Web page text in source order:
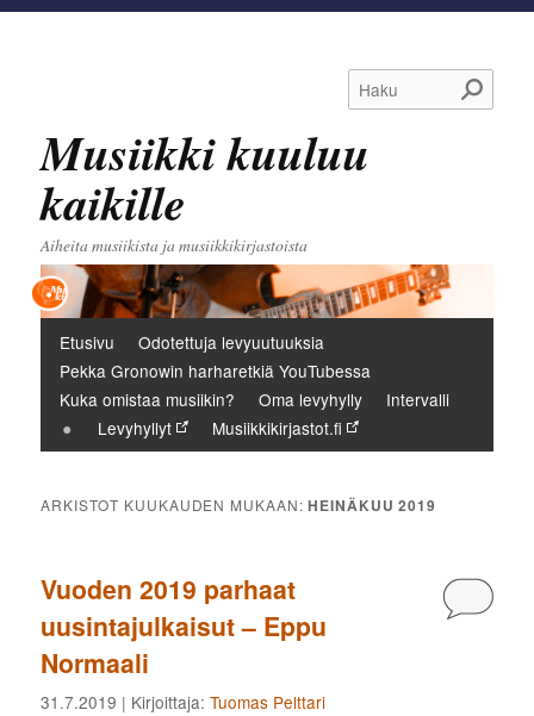
Haku
Musiikki kuuluu
kaikille
Aiheita musiikista ja musiikkikirjastoista
Päävalikko
Etusivu
Odotettuja levyuutuuksia
Pekka Gronowin harharetkiä YouTubessa
Kuka omistaa musiikin?
Oma levyhylly
Intervalli
Levyhyllyt
Musiikkikirjastot.fi
ARKISTOT KUUKAUDEN MUKAAN:HEINÄKUU 2019
Vuoden 2019 parhaat
uusintajulkaisut – Eppu
Normaali
31.7.2019 | Kirjoittaja:Tuomas Pelttari